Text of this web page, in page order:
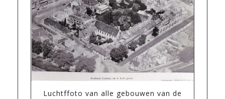
Luchtffoto van alle gebouwen van de